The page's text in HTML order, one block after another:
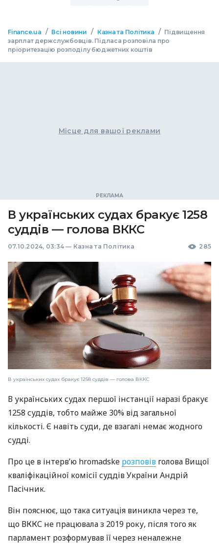
Finance.ua / Всі новини / Казна та Політика / Підвищення
зарплат держслужбовців. Підласа розповіла про
пріоритезацію розподілу бюджетних коштів
Місце для вашої реклами
В українських судах бракує 1258
суддів — голова ВККС
07.10.2024, 03:34 — Казна та Політика 285
В українських судах бракує 1258 суддів — голова ВККС
В українських судах першої інстанції наразі бракує
1258 суддів, тобто майже 30% від загальної
кількості. Є навіть суди, де взагалі немає жодного
судді.
Про це в інтерв’ю hromadske розповів голова Вищої
кваліфікаційної комісії суддів України Андрій
Пасічник.
Він пояснює, що така ситуація виникла через те,
що ВККС не працювала з 2019 року, після того як
парламент розформував її через неналежне